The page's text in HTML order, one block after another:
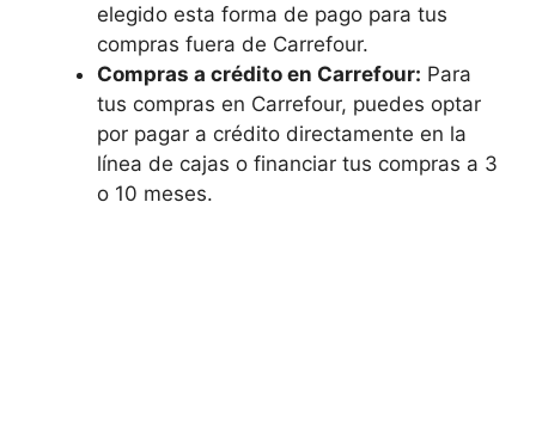
elegido esta forma de pago para tus
compras fuera de Carrefour.
Compras a crédito en Carrefour: Para
tus compras en Carrefour, puedes optar
por pagar a crédito directamente en la
línea de cajas o financiar tus compras a 3
o 10 meses.